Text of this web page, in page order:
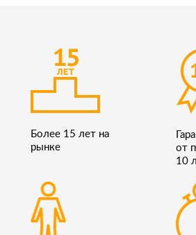
Более 15 лет на
рынке
от
10